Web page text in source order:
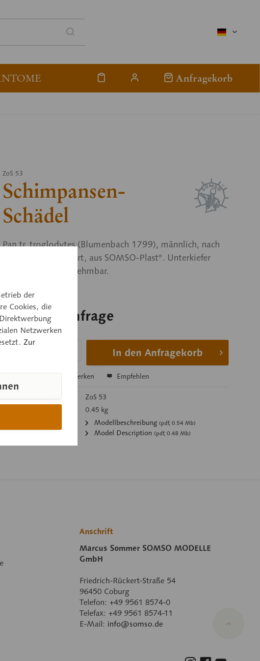
deutsch
Anfragekorb
ZoS 53
Schimpansen-
Schädel
Pan tr. troglodytes (Blumenbach 1799), männlich, nach
der Natur modelliert, aus SOMSO-Plast®. Unterkiefer
beweglich und abnehmbar.
Preis auf Anfrage
Lieferzeit auf Anfrage
In den Anfragekorb
Vergleichen Merken Empfehlen
Artikelnummer:
ZoS 53
0.45 kg
Modellbeschreibung (pdf, 0.54 Mb)
Model Description (pdf, 0.48 Mb)
Anschrift
Marcus Sommer SOMSO MODELLE
GmbH
Friedrich-Rückert-Straße 54
96450 Coburg
Telefon: +49 9561 8574-0
Telefax: +49 9561 8574-11
E-Mail: info@somso.de
der
Cookies, die
Netzwerken
Zur